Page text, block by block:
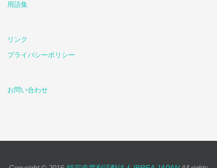
用語集
リンク
プライバシーポリシー
お問い合わせ